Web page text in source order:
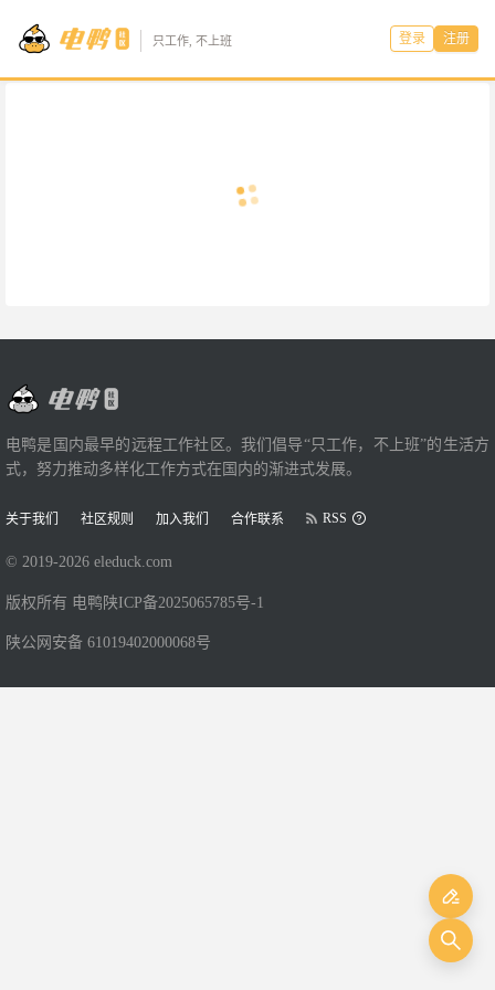
只工作, 不上班 登录 注册
电鸭是国内最早的远程工作社区。我们倡导“只工作，不上班”的生活方
式，努力推动多样化工作方式在国内的渐进式发展。
关于我们 社区规则 加入我们 合作联系 RSS
© 2019-2026 eleduck.com
版权所有 电鸭 陕ICP备2025065785号-1
陕公网安备 61019402000068号